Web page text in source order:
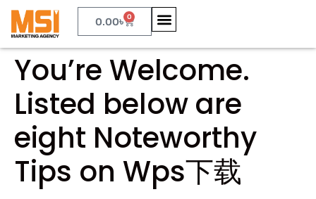
0.00৳ 0
You’re Welcome.
Listed below are
eight Noteworthy
Tips on Wps下载